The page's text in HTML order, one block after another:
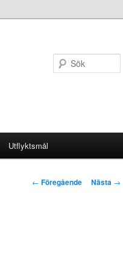
Utflyktsmål
Inläggsnavigering
← Föregående Nästa →